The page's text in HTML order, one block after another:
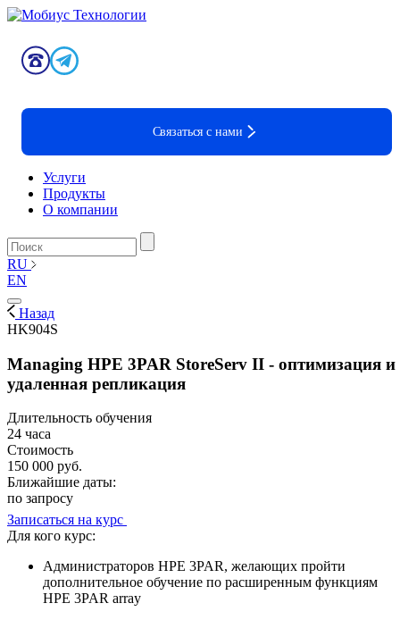
Связаться с нами
Услуги
Продукты
О компании
RU
EN
Назад
HK904S
Managing HPE 3PAR StoreServ II - оптимизация и
удаленная репликация
Длительность обучения
24 часа
Стоимость
150 000 руб.
Ближайшие даты:
по запросу
Записаться на курс
Для кого курс:
Администраторов HPE 3PAR, желающих пройти
дополнительное обучение по расширенным функциям
HPE 3PAR array